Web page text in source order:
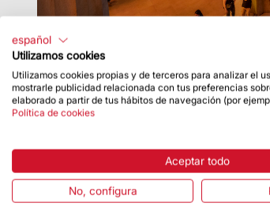
español
Utilizamos cookies
Utilizamos cookies propias y de terceros para analizar el
mostrarle publicidad relacionada con tus preferencias
elaborado a partir de tus hábitos de navegación (por
Política de cookies
Aceptar todo
No, configura